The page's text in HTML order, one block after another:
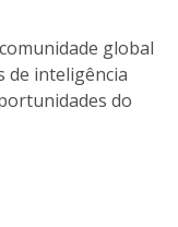
global
de inteligência
do